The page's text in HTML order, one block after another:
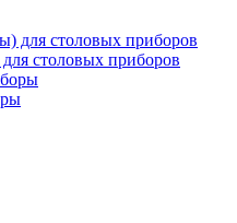
столовых приборов